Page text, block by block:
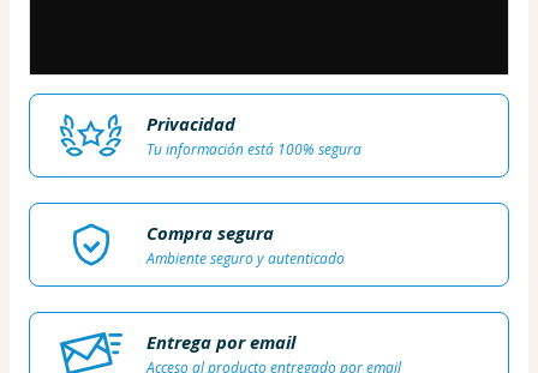
Privacidad
Tu información está 100% segura
Compra segura
Ambiente seguro y autenticado
Entrega por email
Acceso al producto entregado por email